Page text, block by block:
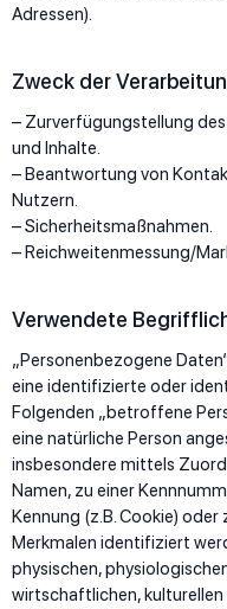
Adressen).
Zweck der
– Zurverfügungstellung
und Inhalte.
– Beantwortung von
Nutzern.
– Sicherheitsmaßnahmen.
– Reichweitenmessung/
Verwendete
„Personenbezogene
eine identifizierte oder
Folgenden „betroffene
eine natürliche Person
insbesondere mittels
Namen, zu einer
Kennung (z.B. Cookie)
Merkmalen identifiziert
physischen,
wirtschaftlichen,